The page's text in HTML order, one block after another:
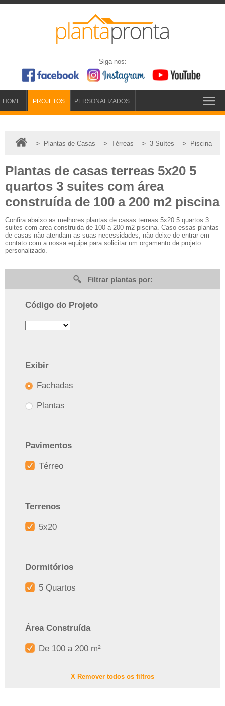
Siga-nos:
HOME PROJETOS PERSONALIZADOS
> Plantas de Casas > Térreas > 3 Suítes > Piscina
Plantas de casas terreas 5x20 5
quartos 3 suites com área
construída de 100 a 200 m2 piscina
Confira abaixo as melhores plantas de casas terreas 5x20 5 quartos 3
suites com area construida de 100 a 200 m2 piscina. Caso essas plantas
de casas não atendam as suas necessidades, não deixe de entrar em
contato com a nossa equipe para solicitar um orçamento de projeto
personalizado.
Filtrar plantas por:
Código do Projeto
Exibir
Fachadas
Plantas
Pavimentos
Térreo
Terrenos
5x20
Dormitórios
5 Quartos
Área Construída
De 100 a 200 m²
X Remover todos os filtros